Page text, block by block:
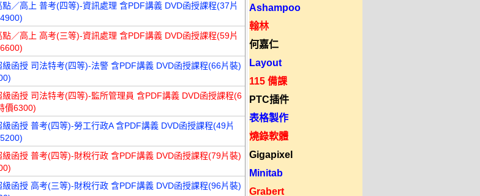
點／高上 普考(四等)-資訊處理 含PDF講義 DVD函授課程(37片
點／高上 高考(三等)-資訊處理 含PDF講義 DVD函授課程(59片
級函授 司法特考(四等)-法警 含PDF講義 DVD函授課程(66片裝)
級函授 司法特考(四等)-監所管理員 含PDF講義 DVD函授課程(6
價6300)
級函授 普考(四等)-勞工行政A 含PDF講義 DVD函授課程(49片
級函授 普考(四等)-財稅行政 含PDF講義 DVD函授課程(79片裝)
級函授 高考(三等)-財稅行政 含PDF講義 DVD函授課程(96片裝)
Ashampoo
翰林
何嘉仁
Layout
115 備課
PTC插件
表格製作
燒錄軟體
Gigapixel
Minitab
Grabert